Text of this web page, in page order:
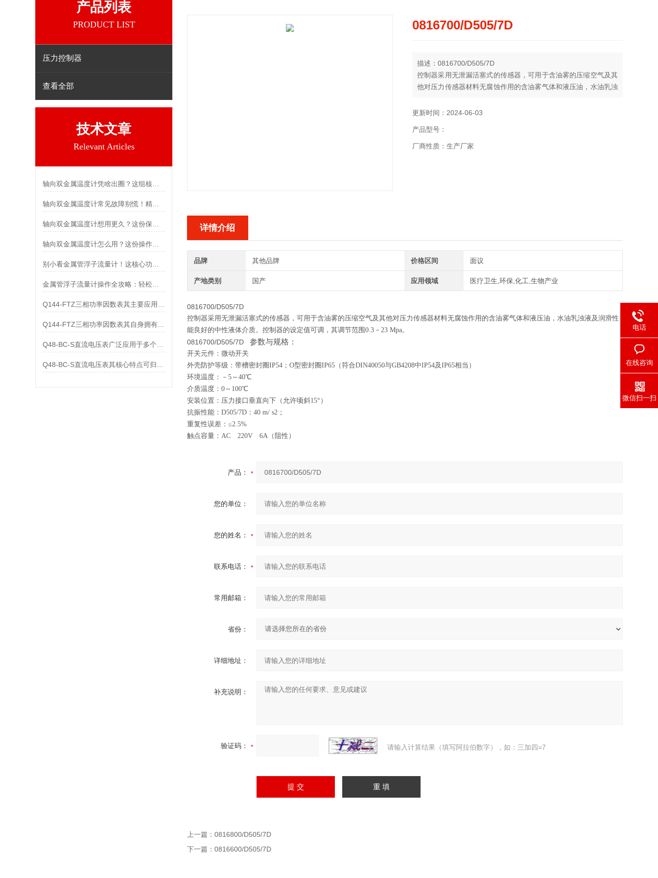
产品列表
PRODUCT LIST
压力控制器
查看全部
技术文章
Relevant Articles
轴向双金属温度计凭啥出圈？这组核心特点给出了答案
轴向双金属温度计常见故障别慌！精准定位，轻松搞定难题
轴向双金属温度计怎么用？这份操作指南，新手也能快速拿捏！
金属管浮子流量计操作全攻略：轻松拿捏，精准掌控每一步！
Q144-FTZ三相功率因数表其自身拥有怎样的功能呢？
0816700/D505/7D
描述：0816700/D505/7D
控制器采用无泄漏活塞式的传感器，可用于含油雾的压缩空气及其
他对压力传感器材料无腐蚀作用的含油雾气体和液压油，水油乳浊
范围0.3－23 Mpa。
更新时间：2024-06-03
产品型号：
厂商性质：生产厂家
详情介绍
品牌 其他品牌 价格区间 面议
产地类别 国产 应用领域 医疗卫生,环保,化工,生物产业
0816700/D505/7D
控制器采用无泄漏活塞式的传感器，可用于含油雾的压缩空气及其他对压力传感器材料无腐蚀作用的含油雾气体和液压油，水油乳浊液及润滑性
能良好的中性液体介质。控制器的设定值可调，其调节范围0.3－23 Mpa。
0816700/D505/7D 参数与规格：
开关元件：微动开关
外壳防护等级：带槽密封圈IP54；O型密封圈IP65（符合DIN40050与GB4208中IP54及IP65相当）
环境温度：－5～40℃
介质温度：0～100℃
安装位置：压力接口垂直向下（允许顷斜15°）
抗振性能：D505/7D：40 m/ s2；
重复性误差：≤2.5%
触点容量：AC 220V 6A（阻性）
产品：
您的单位：
您的姓名：
联系电话：
常用邮箱：
省份：
详细地址：
补充说明：
验证码： 请输入计算结果（填写阿拉伯数字），如：三加四=7
上一篇： 0816800/D505/7D
下一篇： 0816600/D505/7D
电话
在线咨询
微信扫一扫